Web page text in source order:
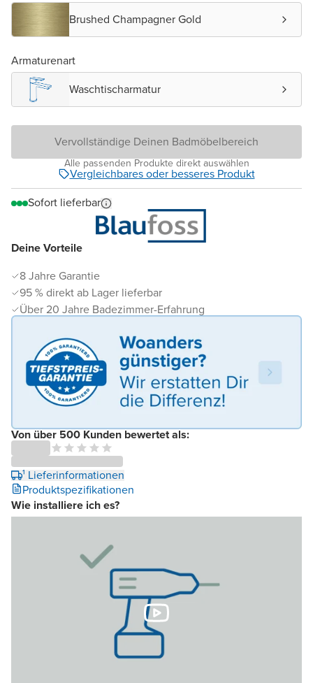
Deine Vorteile
8 Jahre Garantie
95 % direkt ab Lager lieferbar
Über 20 Jahre Badezimmer-Erfahrung
Von über 500 Kunden bewertet als:
¹ Lieferinformationen
Produktspezifikationen
Wie installiere ich es?
Brushed Champagner Gold
Armaturenart
Waschtischarmatur
Vervollständige Deinen Badmöbelbereich
Alle passenden Produkte direkt auswählen
Vergleichbares oder besseres Produkt
Sofort lieferbar